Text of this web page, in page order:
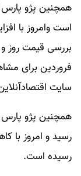
فروردین برای
سایت
رسیده است.